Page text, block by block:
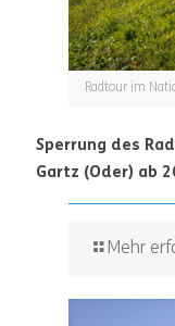
Radtour im
Sperrung des
Gartz (Oder) ab
Mehr